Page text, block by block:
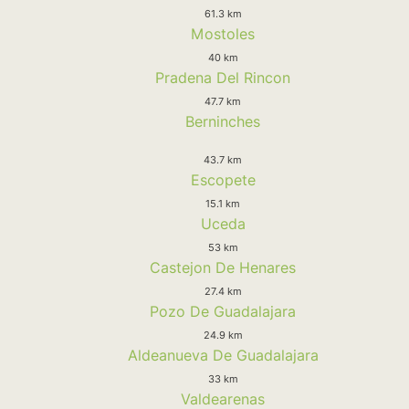
61.3 km
Mostoles
40 km
Pradena Del Rincon
47.7 km
Berninches
43.7 km
Escopete
15.1 km
Uceda
53 km
Castejon De Henares
27.4 km
Pozo De Guadalajara
24.9 km
Aldeanueva De Guadalajara
33 km
Valdearenas